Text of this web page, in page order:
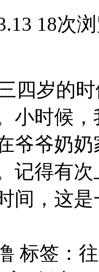
18次
四岁的
小时候
爷爷奶
记得有
间，这
标签：